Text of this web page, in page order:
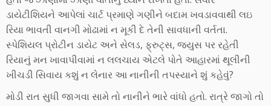
ડાયેટીશિયને આપેલાં ચાર્ટ પ્રમાણે ગણીને બદામ ખવડાવવાથી લઇ
રિયા ભાવતી વાનગી મોઢામાં ન મૂકી દે તેની સાવધાની વર્તતા.
સ્પેશિયલ પ્રોટીન ડાયેટ અને સેલડ, ફ્રુટ્સ, જ્યુસ પર રહેતી
રિયાનું મન ખાવાપીવામાં ન લલચાય એટલે પોતે આહારમાં થૂલીની
ખીચડી સિવાય કશું ન લેનાર આ નાનીની તપસ્યાને શું કહેવું?
મોડી રાત સુધી જાગવા સામે તો નાનીને ભારે વાંધો હતો. રાત્રે જાગો તો